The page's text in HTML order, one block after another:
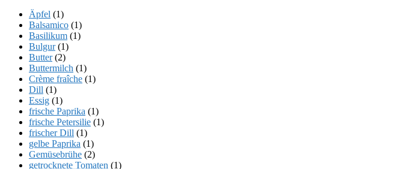
Äpfel (1)
Balsamico (1)
Basilikum (1)
Bulgur(1)
Butter(2)
Buttermilch (1)
Crème fraîche (1)
Dill (1)
Essig (1)
frische Paprika (1)
frische Petersilie (1)
frischer Dill (1)
gelbe Paprika (1)
Gemüsebrühe (2)
getrocknete Tomaten (1)